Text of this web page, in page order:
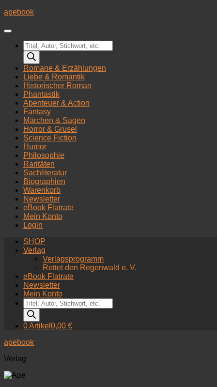
Zum
springen
apebook
Products
search
Romane & Erzählungen
Liebe & Romantik
Historischer Roman
Phantastik
Abenteuer & Action
Fantasy
Märchen & Sagen
Horror & Grusel
Science Fiction
Humor
Philosophie
Raritäten
Sachliteratur
Biographien
Warenkorb
Newsletter
eBook Flatrate
Mein Konto
Login
SHOP
Verlag
Verlagsprogramm
Rettet den Regenwald e. V.
eBook Flatrate
Newsletter
Mein Konto
Products
search
0 Artikel 0,00 €
apebook
Verlag